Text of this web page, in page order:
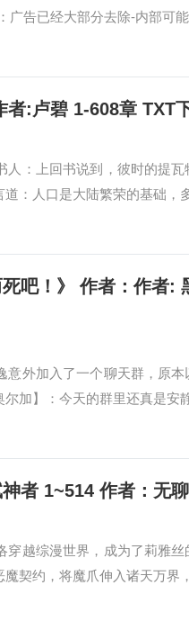
广告已经大部分去除-内部可
者:卢碧 1-608章 TXT
：上回书说到，彼时的提
：人口是大陆繁荣的基础，
吧！》 作者：作者:
外加入了一个聊天群，原
】：今天的群里还真是安
者 1~514 作者：无
越综漫世界，成为了莉雅
契约，将魔爪伸入诸天万界